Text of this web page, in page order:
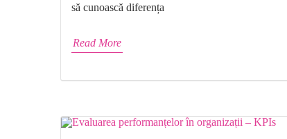
să cunoască diferența
Read More